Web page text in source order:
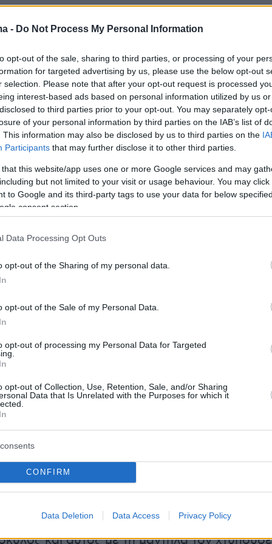
- Do Not Process My Personal Information
opt-out of the sale, sharing to third parties, or processing of your
for targeted advertising by us, please use the below opt-out
selection. Please note that after your opt-out request is processed
interest-based ads based on personal information utilized by us
to third parties prior to your opt-out. You may separately
of your personal information by third parties on the IAB’s list of
This information may also be disclosed by us to third parties on the
Participants that may further disclose it to other third parties.
that this website/app uses one or more Google services and may
but not limited to your visit or usage behaviour. You may
to Google and its third-party tags to use your data for below
consent section.
Data Processing Opt Outs
opt-out of the Sharing of my personal data.
opt-out of the Sale of my Personal Data.
opt-out of processing my Personal Data for Targeted
opt-out of Collection, Use, Retention, Sale, and/or Sharing
Data that Is Unrelated with the Purposes for which it
CONFIRM
Data Deletion Data Access Privacy Policy
ώρες της Κυριακής 15 Ιουνίου, όταν οι
αποχώρησαν από γνωστό νυχτερινό
κέντρο της πόλης, αφού πρώτα
με άγνωστα άτομα έξω από το
εντόπισαν το θύμα, το καταδίωξαν και το
άγρια, όταν εκείνο έπεσε στο έδαφος.
καταθέτοντας στο δικαστήριο, είπε
ώρα περπατούσε στην οδό Τσιμισκή όταν
σκύλο.
του έκλεισε τον δρόμο και εκείνος πήδηξε
και άλλα δύο άτομα ήρθαν από πάνω του.
ήταν τρία τα άτομα. Ο ένας φορούσε μαντήλα,
τσεμπέρι στο κεφάλι, ενώ δεν κατάφερα να
του τρίτου», ανέφερε.
που του είχε κλείσει τον δρόμο
ματσέτα.
Όταν έπεσε στο πλακόστρωτο, τον
και αυτός με τη μαντήλα τον χτυπούσε